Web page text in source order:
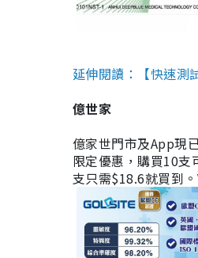
延伸閱讀：【快速測
億世家
億家世門市及App現
限定優惠，購買10
支只需$18.6就買到